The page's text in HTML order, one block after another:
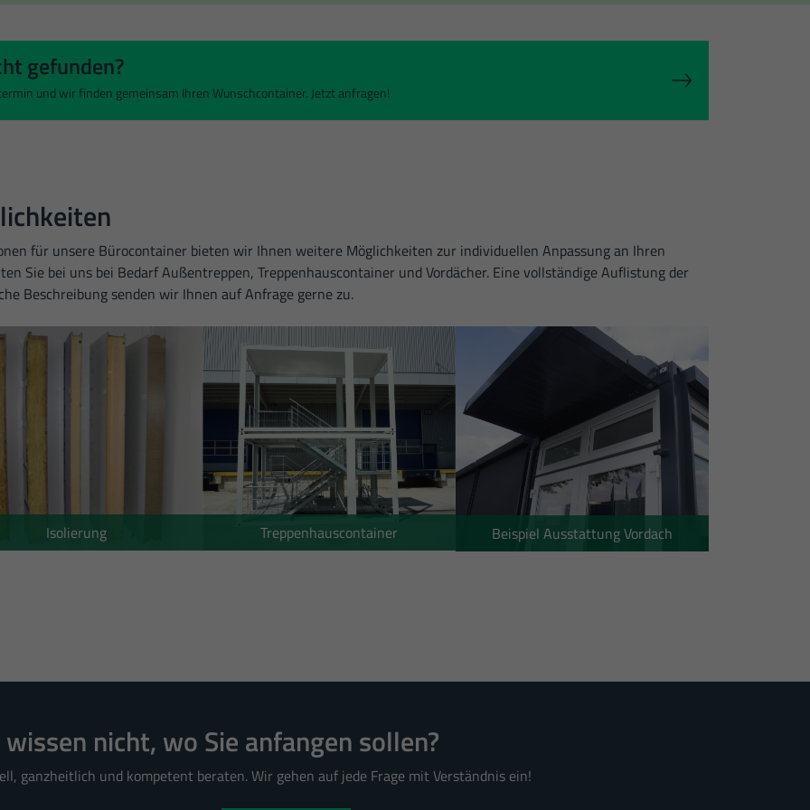
gefunden?
und wir finden gemeinsam Ihren Wunschcontainer. Jetzt anfragen!
für unsere Bürocontainer bieten wir Ihnen weitere Möglichkeiten zur individuellen Anpassung an Ihren
Sie bei uns bei Bedarf Außentreppen, Treppenhauscontainer und Vordächer. Eine vollständige Auflistung der
Beschreibung senden wir Ihnen auf Anfrage gerne zu.
Isolierung Treppenhauscontainer Beispiel Ausstattung Vordach
wissen nicht, wo Sie anfangen sollen?
ganzheitlich und kompetent beraten. Wir gehen auf jede Frage mit Verständnis ein!
und Social-Media-Plattformen werden standardmäßig blockiert. Wenn Cookies von externen Medien akzeptiert
diese Inhalte keiner manuellen Einwilligung mehr.
Cookie-Informationen anzeigen
anonym. Diese Informationen helfen uns zu verstehen, wie unsere Besucher unsere Website nutzen.
Cookie-Informationen anzeigen
Datenschutzerklärung